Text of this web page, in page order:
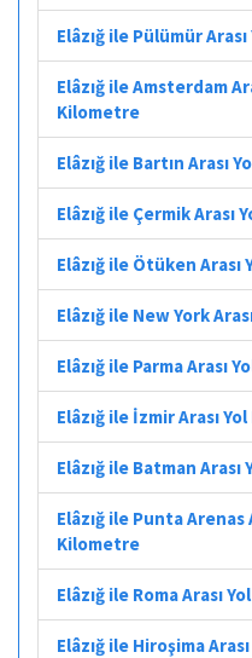
Elâzığ ile Pülümür
Elâzığ ile Amsterdam
Kilometre
Elâzığ ile Bartın Arası
Elâzığ ile Çermik Arası
Elâzığ ile Ötüken
Elâzığ ile New York
Elâzığ ile Parma Arası
Elâzığ ile İzmir Arası
Elâzığ ile Batman
Elâzığ ile Punta Arenas
Kilometre
Elâzığ ile Roma Arası
Elâzığ ile Hiroşima